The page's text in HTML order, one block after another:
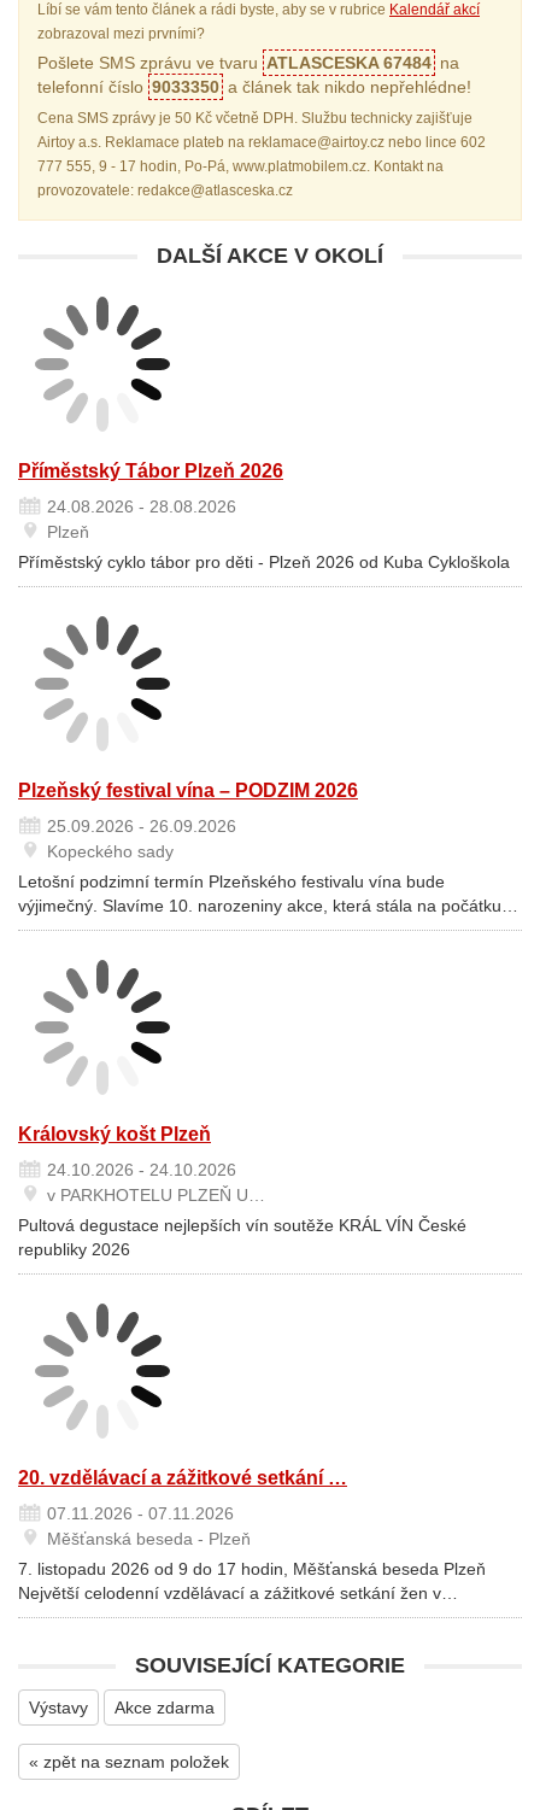
Líbí se vám tento článek a rádi byste, aby se v rubrice Kalendář akcí
zobrazoval mezi prvními?
Pošlete SMS zprávu ve tvaru ATLASCESKA 67484 na
telefonní číslo 9033350 a článek tak nikdo nepřehlédne!
Cena SMS zprávy je 50 Kč včetně DPH. Službu technicky zajišťuje
Airtoy a.s. Reklamace plateb na reklamace@airtoy.cz nebo lince 602
777 555, 9 - 17 hodin, Po-Pá, www.platmobilem.cz. Kontakt na
provozovatele: redakce@atlasceska.cz
DALŠÍ AKCE V OKOLÍ
Příměstský Tábor Plzeň 2026
24.08.2026 - 28.08.2026
Plzeň
Příměstský cyklo tábor pro děti - Plzeň 2026 od Kuba Cykloškola
Plzeňský festival vína – PODZIM 2026
25.09.2026 - 26.09.2026
Kopeckého sady
Letošní podzimní termín Plzeňského festivalu vína bude
výjimečný. Slavíme 10. narozeniny akce, která stála na počátku…
Královský košt Plzeň
24.10.2026 - 24.10.2026
v PARKHOTELU PLZEŇ U…
Pultová degustace nejlepších vín soutěže KRÁL VÍN České
republiky 2026
20. vzdělávací a zážitkové setkání …
07.11.2026 - 07.11.2026
Měšťanská beseda - Plzeň
7. listopadu 2026 od 9 do 17 hodin, Měšťanská beseda Plzeň
Největší celodenní vzdělávací a zážitkové setkání žen v…
SOUVISEJÍCÍ KATEGORIE
Výstavy Akce zdarma
« zpět na seznam položek